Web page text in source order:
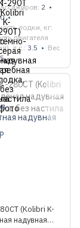
2
лодки, кг
двигателя
л.с. 3.5
Вес
(Kolibri K-
надувная